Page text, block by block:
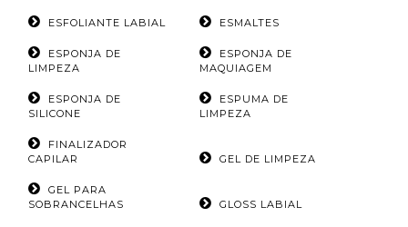
ESFOLIANTE LABIAL ESMALTES
ESPONJA DE
LIMPEZA
ESPONJA DE
MAQUIAGEM
ESPONJA DE
SILICONE
ESPUMA DE
LIMPEZA
FINALIZADOR
CAPILAR
GEL DE LIMPEZA
GEL PARA
SOBRANCELHAS
GLOSS LABIAL